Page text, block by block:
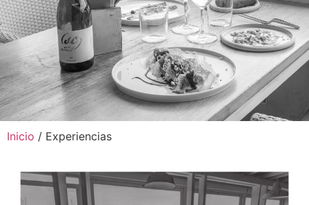
Inicio / Experiencias